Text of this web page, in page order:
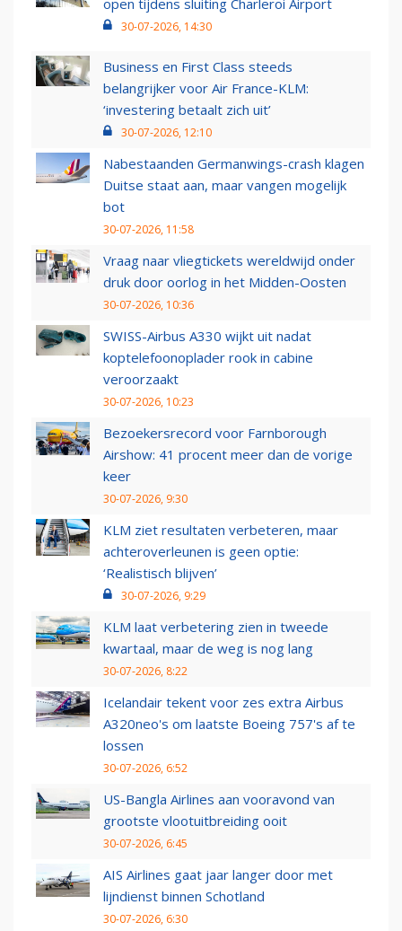
30-07-2026, 14:30
Business en First Class steeds
belangrijker voor Air France-KLM:
‘investering betaalt zich uit’
30-07-2026, 12:10
Nabestaanden Germanwings-crash klagen
Duitse staat aan, maar vangen mogelijk
bot
30-07-2026, 11:58
Vraag naar vliegtickets wereldwijd onder
druk door oorlog in het Midden-Oosten
30-07-2026, 10:36
SWISS-Airbus A330 wijkt uit nadat
koptelefoonoplader rook in cabine
veroorzaakt
30-07-2026, 10:23
Bezoekersrecord voor Farnborough
Airshow: 41 procent meer dan de vorige
keer
30-07-2026, 9:30
KLM ziet resultaten verbeteren, maar
achteroverleunen is geen optie:
‘Realistisch blijven’
30-07-2026, 9:29
KLM laat verbetering zien in tweede
kwartaal, maar de weg is nog lang
30-07-2026, 8:22
Icelandair tekent voor zes extra Airbus
A320neo's om laatste Boeing 757's af te
lossen
30-07-2026, 6:52
US-Bangla Airlines aan vooravond van
grootste vlootuitbreiding ooit
30-07-2026, 6:45
AIS Airlines gaat jaar langer door met
lijndienst binnen Schotland
30-07-2026, 6:30